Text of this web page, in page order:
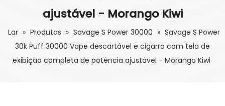
ajustável - Morango Kiwi
Lar » Produtos » Savage S Power 30000 » Savage S Power
30k Puff 30000 Vape descartável e cigarro com tela de
exibição completa de potência ajustável - Morango Kiwi